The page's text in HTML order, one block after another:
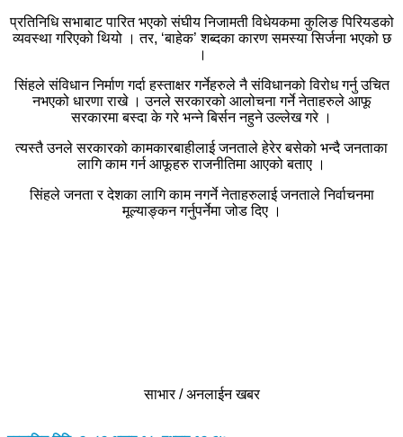
प्रतिनिधि सभाबाट पारित भएको संघीय निजामती विधेयकमा कुलिङ पिरियडको
व्यवस्था गरिएको थियो । तर, ‘बाहेक’ शब्दका कारण समस्या सिर्जना भएको छ
।
सिंहले संविधान निर्माण गर्दा हस्ताक्षर गर्नेहरुले नै संविधानको विरोध गर्नु उचित
नभएको धारणा राखे । उनले सरकारको आलोचना गर्ने नेताहरुले आफू
सरकारमा बस्दा के गरे भन्ने बिर्सन नहुने उल्लेख गरे ।
त्यस्तै उनले सरकारको कामकारबाहीलाई जनताले हेरेर बसेको भन्दै जनताका
लागि काम गर्न आफूहरु राजनीतिमा आएको बताए ।
सिंहले जनता र देशका लागि काम नगर्ने नेताहरुलाई जनताले निर्वाचनमा
मूल्याङ्कन गर्नुपर्नेमा जोड दिए ।
साभार / अनलाईन खबर